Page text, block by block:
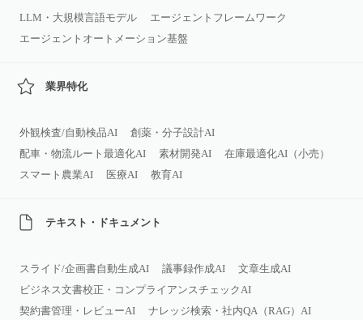
LLM・大規模言語モデル
エージェントフレームワーク
エージェントオートメーション基盤
業界特化
外観検査/自動検品AI
創薬・分子設計AI
配車・物流ルート最適化AI
素材開発AI
在庫最適化AI（小売）
スマート農業AI
医療AI 教育AI
テキスト・ドキュメント
スライド/企画書自動生成AI 議事録作成AI
文章生成AI
ビジネス文書校正・コンプライアンスチェックAI
契約書管理・レビューAI
ナレッジ検索・社内QA（RAG）AI